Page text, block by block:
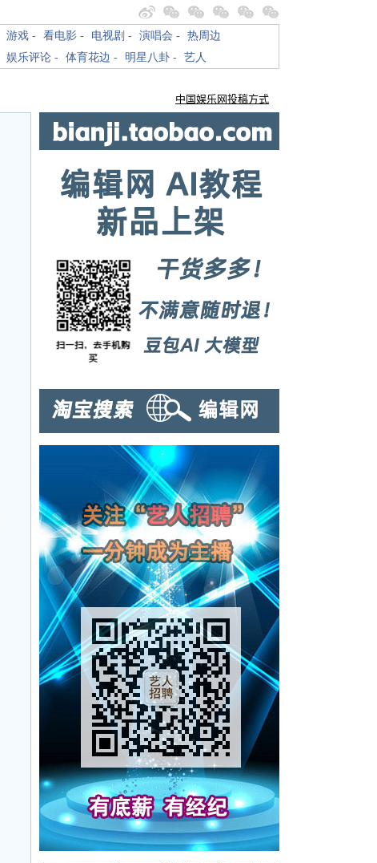
游戏 - 看电影 - 电视剧 - 演唱会 - 热周边
娱乐评论 - 体育花边 - 明星八卦 - 艺人